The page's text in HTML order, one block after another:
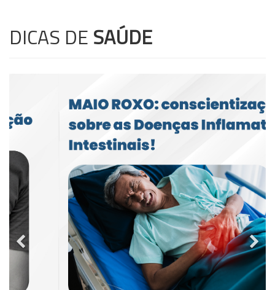
DICAS DE SAÚDE